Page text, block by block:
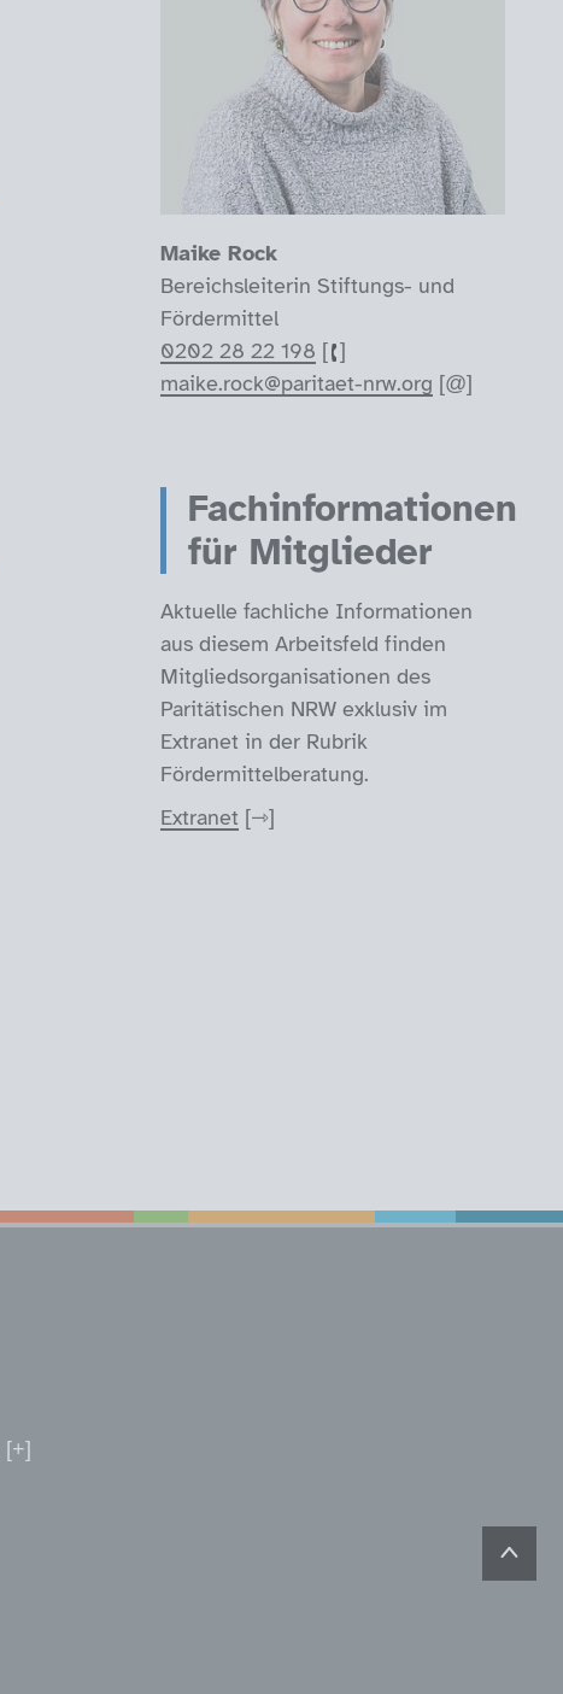
Maike Rock
Bereichsleiterin Stiftungs- und
Fördermittel
0202 28 22 198
maike.rock@paritaet-nrw.org
Fachinformationen
für Mitglieder
Aktuelle fachliche Informationen
aus diesem Arbeitsfeld finden
Mitgliedsorganisationen des
Paritätischen NRW exklusiv im
Extranet in der Rubrik
Fördermittelberatung.
Extranet